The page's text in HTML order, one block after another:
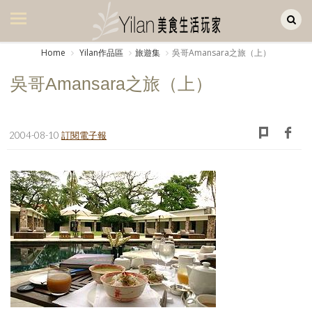
美食集
生活風
書房集
日記簿
餐桌週記
享樂隨手拍
Home Yilan作品區 旅遊集 吳哥Amansara之旅（上）
吳哥Amansara之旅（上）
2004-08-10 訂閱電子報